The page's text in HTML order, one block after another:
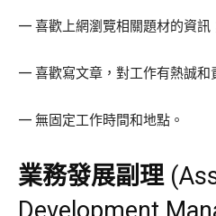
— 喜歡上網瀏覽相關題材的資訊
— 喜歡寫文章，對工作有熱誠和
— 無固定工作時間和地點。
業務發展副理